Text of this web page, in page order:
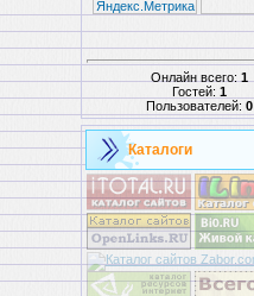
Онлайн всего: 1
Гостей: 1
Пользователей: 0
Каталоги